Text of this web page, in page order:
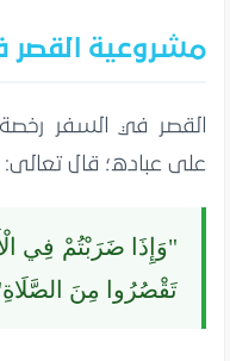
مشروعية القصر
القصر في السفر
على عباده؛ قال تعالى:
"وَإِذَا ضَرَبْتُمْ فِي
تَقْصُرُوا مِنَ